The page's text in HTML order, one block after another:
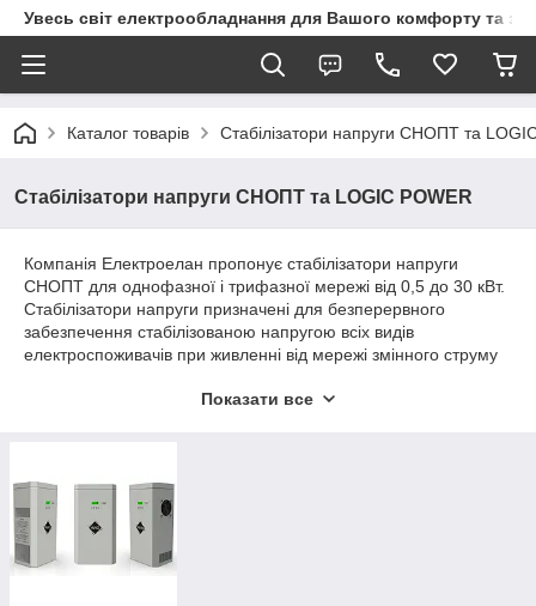
Увесь світ електрообладнання для Вашого комфорту та
Каталог товарів Стабілізатори напруги СНОПТ та
Стабілізатори напруги СНОПТ та LOGIC POWER
Компанія Електроелан пропонує стабілізатори напруги
СНОПТ для однофазної і трифазної мережі від 0,5 до 30 кВт.
Стабілізатори напруги призначені для безперервного
забезпечення стабілізованою напругою всіх видів
електроспоживачів при живленні від мережі змінного струму
електроспоживачів від аварійно низького і високого напруги,
управлінні тиристорними ключами. Працюють на будь-який
вид навантаження (побутова і офісна техніка, зварювальне
обладнання, і п. ). Мають багаторівневий захист
енергоспоживачів. При виникненні аварії в мережі або в
Показати все